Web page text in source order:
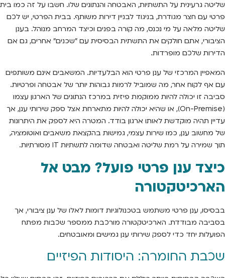
שליטה גרעינית על התשתיות, האבטחה והנתונים שלו. חשבו על זה כמו בית
פרטי עם חצר מגודרת, בניגוד לבניין דירות משותף. בבית הפרטי, יש לכם
שליטה מלאה על מי נכנס, מה קורה בפנים וכיצד המרחב מנוהל. בענן
הציבורי, אתם חולקים את התשתית הבסיסית עם "שכנים" אחרים, גם אם
הדירות שלכם מופרדות.
המאפיין המרכזי של ענן פרטי הוא הבלעדיות. המשאבים אינם משותפים
עם אף לקוח אחר, מה שמוביל לרמות גבוהות יותר של אבטחה ופרטיות.
סביבה זו יכולה להיות ממוקמת פיזית במרכז הנתונים של הארגון עצמו
(On-Premise), או שהיא יכולה להיות מתארחת אצל ספק שירותי ענן, אך
עדיין תהיה מוקדשת לאותו ארגון בודד. המטרה היא לספק את היתרונות
של מחשוב ענן, כמו שירות עצמי, גמישות בהקצאת משאבים ואוטומציה,
תוך שמירה על רמת שליטה ואבטחה שדומה לתשתיות IT מסורתיות.
כיצד ענן פרטי פועל? מבט אל
הארכיטקטורה
בבסיסו, ענן פרטי משתמש בטכנולוגיות דומות לאלו של ענן ציבורי, אך
בסביבה מבודדת. הארכיטקטורה מורכבת ממספר שכבות מפתח
הפועלות יחד כדי לספק שירותי ענן גמישים ומאובטחים.
שכבת החומרה: היסודות הפיזיים